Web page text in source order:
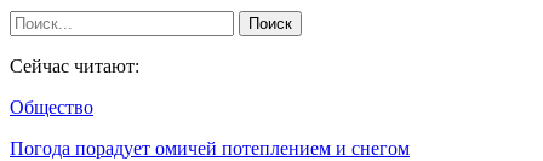
Сейчас читают:
Общество
Погода порадует омичей потеплением и снегом